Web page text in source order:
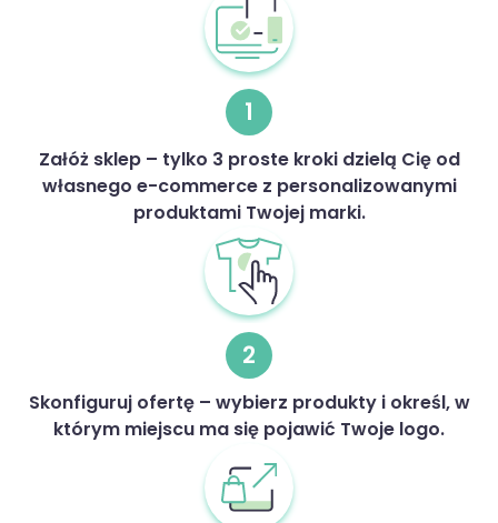
1
Załóż sklep – tylko 3 proste kroki dzielą Cię od
własnego e-commerce z personalizowanymi
produktami Twojej marki.
2
Skonfiguruj ofertę – wybierz produkty i określ, w
którym miejscu ma się pojawić Twoje logo.